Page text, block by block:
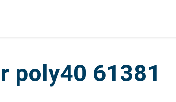
poly40 61381